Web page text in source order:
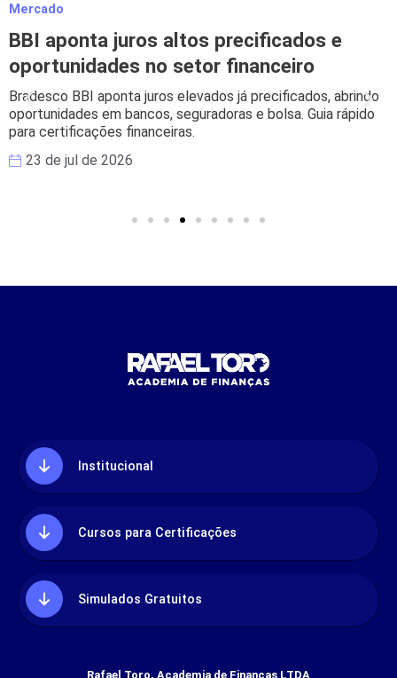
Mercado
BBI aponta juros altos precificados e
oportunidades no setor financeiro
Bradesco BBI aponta juros elevados já precificados, abrindo
oportunidades em bancos, seguradoras e bolsa. Guia rápido
para certificações financeiras.
23 de jul de 2026
Institucional
Cursos para Certificações
Simulados Gratuitos
Rafael Toro, Academia de Finanças LTDA